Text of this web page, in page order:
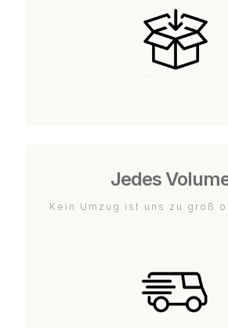
Jedes
Kein Umzug ist uns zu groß